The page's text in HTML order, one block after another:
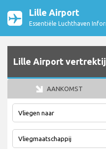
Lille Airport
Essentiële Luchthaven
Lille Airport
AANKOMST